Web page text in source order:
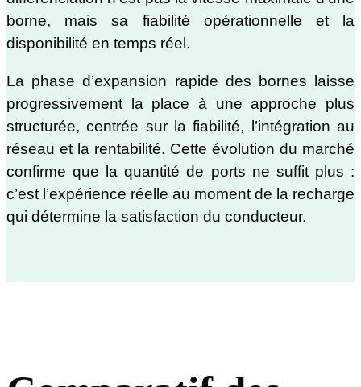
borne, mais sa fiabilité opérationnelle et la
disponibilité en temps réel.
La phase d’expansion rapide des bornes laisse
progressivement la place à une approche plus
structurée, centrée sur la fiabilité, l’intégration au
réseau et la rentabilité. Cette évolution du marché
confirme que la quantité de ports ne suffit plus :
c’est l’expérience réelle au moment de la recharge
qui détermine la satisfaction du conducteur.